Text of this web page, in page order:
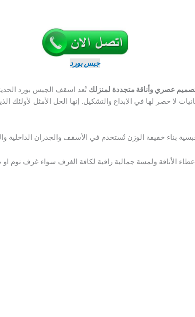
جبس بورد
عصري وأناقة متجددة لمنزلك تُعد اسقف الجبس بورد
لا حصر لها في الإبداع والتشكيل. إنها الحل الأمثل لأولئك
بناء خفيفة الوزن تُستخدم في الأسقف والجدران الداخلية
الأناقة ولمسة جمالية راقية لكافة الغرف سواء غرف نوم او